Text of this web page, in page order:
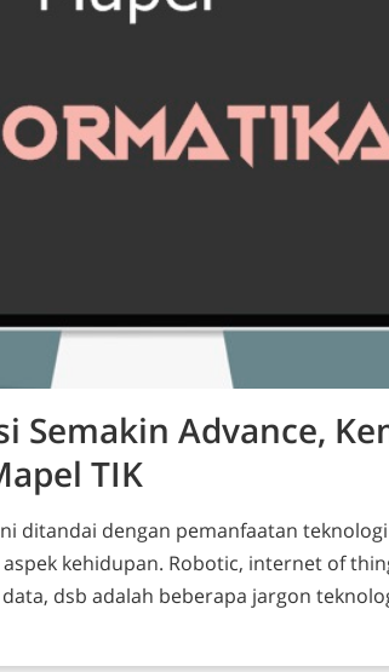
Semakin Advance,
TIK
ditandai dengan pemanfaatan
kehidupan. Robotic, internet of
dsb adalah beberapa jargon
(SDM) Indonesia segera mungkin